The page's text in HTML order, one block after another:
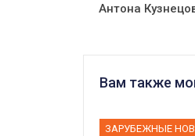
Антона
Вам также